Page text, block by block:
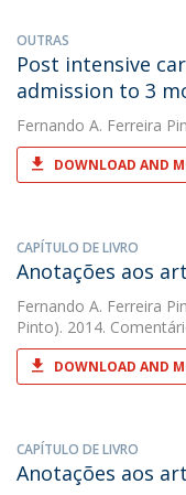
OUTRAS
Post intensive
admission to 3
Fernando A. Ferreira
DOWNLOAD AND
CAPÍTULO DE LIVRO
Anotações aos
Fernando A. Ferreira
Pinto). 2014.
DOWNLOAD AND
CAPÍTULO DE LIVRO
Anotações aos